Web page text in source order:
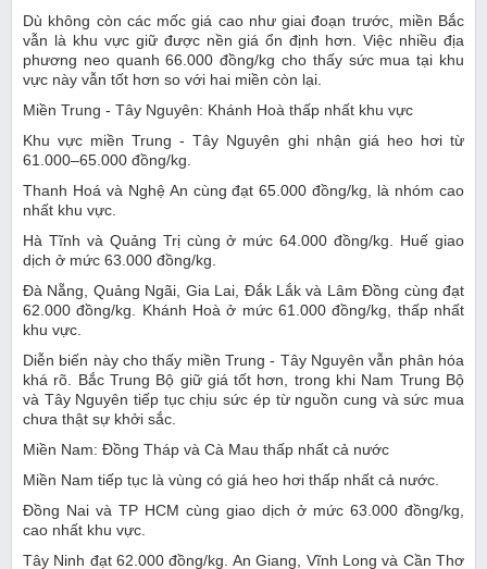
Dù không còn các mốc giá cao như giai đoạn trước, miền Bắc
vẫn là khu vực giữ được nền giá ổn định hơn. Việc nhiều địa
phương neo quanh 66.000 đồng/kg cho thấy sức mua tại khu
vực này vẫn tốt hơn so với hai miền còn lại.
Miền Trung - Tây Nguyên: Khánh Hoà thấp nhất khu vực
Khu vực miền Trung - Tây Nguyên ghi nhận giá heo hơi từ
61.000–65.000 đồng/kg.
Thanh Hoá và Nghệ An cùng đạt 65.000 đồng/kg, là nhóm cao
nhất khu vực.
Hà Tĩnh và Quảng Trị cùng ở mức 64.000 đồng/kg. Huế giao
dịch ở mức 63.000 đồng/kg.
Đà Nẵng, Quảng Ngãi, Gia Lai, Đắk Lắk và Lâm Đồng cùng đạt
62.000 đồng/kg. Khánh Hoà ở mức 61.000 đồng/kg, thấp nhất
khu vực.
Diễn biến này cho thấy miền Trung - Tây Nguyên vẫn phân hóa
khá rõ. Bắc Trung Bộ giữ giá tốt hơn, trong khi Nam Trung Bộ
và Tây Nguyên tiếp tục chịu sức ép từ nguồn cung và sức mua
chưa thật sự khởi sắc.
Miền Nam: Đồng Tháp và Cà Mau thấp nhất cả nước
Miền Nam tiếp tục là vùng có giá heo hơi thấp nhất cả nước.
Đồng Nai và TP HCM cùng giao dịch ở mức 63.000 đồng/kg,
cao nhất khu vực.
Tây Ninh đạt 62.000 đồng/kg. An Giang, Vĩnh Long và Cần Thơ